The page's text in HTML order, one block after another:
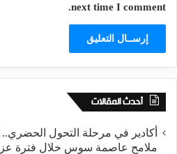
next time I comment.
أحدث المقالات
أكادير في مرحلة التحول
ملامح عاصمة سوس خلال فترة